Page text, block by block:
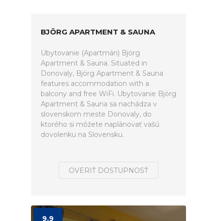
BJÖRG APARTMENT & SAUNA
Ubytovanie (Apartmán) Björg
Apartment & Sauna. Situated in
Donovaly, Björg Apartment & Sauna
features accommodation with a
balcony and free WiFi. Ubytovanie Björg
Apartment & Sauna sa nachádza v
slovenskom meste Donovaly, do
ktorého si môžete naplánovať vašú
dovolenku na Slovensku.
OVERIŤ DOSTUPNOSŤ
9.9